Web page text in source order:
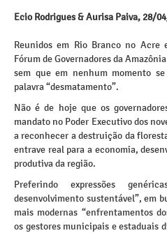
Ecio Rodrigues & Aurisa Paiva, 28/
Reunidos em Rio Branco no Acre
Fórum de Governadores da
sem que em nenhum momento
palavra “desmatamento”.
Não é de hoje que os
mandato no Poder Executivo dos
a reconhecer a destruição da
entrave real para a economia,
produtiva da região.
Preferindo expressões
desenvolvimento sustentável”, em
mais modernas “enfrentamentos
os gestores municipais e estaduais